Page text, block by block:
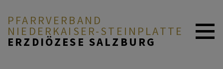
PFARRVERBAND
NIEDERKAISER-STEINPLATTE
ERZDIÖZESE SALZBURG